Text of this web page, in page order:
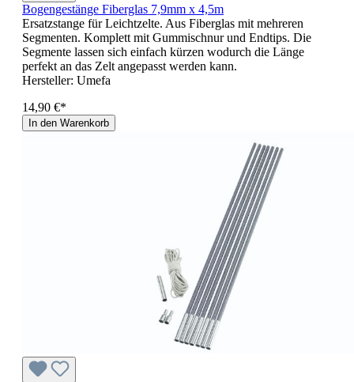
Bogengestänge Fiberglas 7,9mm x 4,5m
Ersatzstange für Leichtzelte. Aus Fiberglas mit mehreren
Segmenten. Komplett mit Gummischnur und Endtips. Die
Segmente lassen sich einfach kürzen wodurch die Länge
perfekt an das Zelt angepasst werden kann.
Hersteller: Umefa
14,90 €*
In den Warenkorb